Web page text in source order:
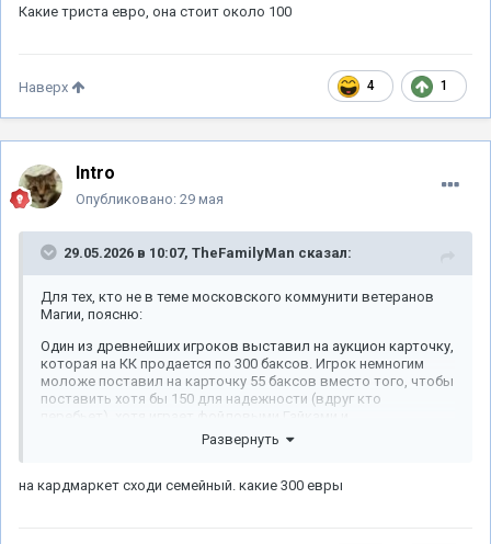
Какие триста евро, она стоит около 100
4 1
Наверх
Intro
Опубликовано: 29 мая
29.05.2026 в 10:07, TheFamilyMan сказал:
Для тех, кто не в теме московского коммунити ветеранов
Магии, поясню:
Один из древнейших игроков выставил на аукцион карточку,
которая на КК продается по 300 баксов. Игрок немногим
моложе поставил на карточку 55 баксов вместо того, чтобы
поставить хотя бы 150 для надежности (вдруг кто
чернобордерными дуалками. Человек-пылесос аукционов
Топдека, тоже старый проперченный годами магования
Развернуть
на кардмаркет сходи семейный. какие 300 евры